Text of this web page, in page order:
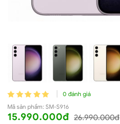
0 đánh giá
Mã sản phẩm: SM-S916
15.990.000đ 26.990.000đ